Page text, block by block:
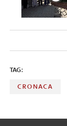
TAG:
CRONACA